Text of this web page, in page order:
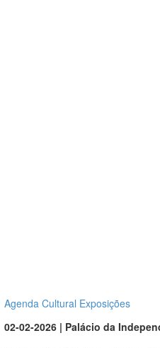
Agenda Cultural Exposições
02-02-2026 | Palácio da